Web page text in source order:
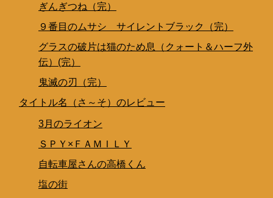
ぎんぎつね（完）
９番目のムサシ サイレントブラック（完）
グラスの破片は猫のため息（クォート＆ハーフ外
伝）(完）
鬼滅の刃（完）
タイトル名（さ～そ）のレビュー
3月のライオン
ＳＰＹ×ＦＡＭＩＬＹ
自転車屋さんの高橋くん
塩の街